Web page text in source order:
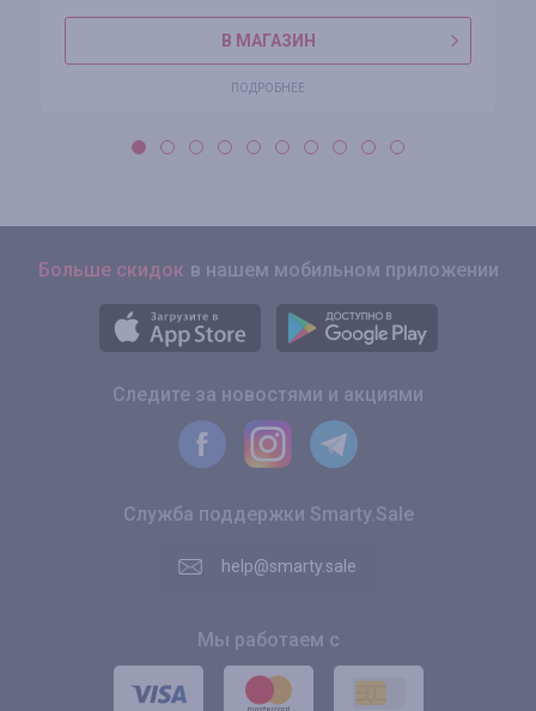
В МАГАЗИН
ПОДРОБНЕЕ
Больше скидок в нашем мобильном приложении
Следите за новостями и акциями
Служба поддержки Smarty.Sale
help@smarty.sale
Мы работаем с